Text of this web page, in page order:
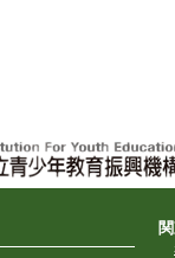
行ったり、自らの団体